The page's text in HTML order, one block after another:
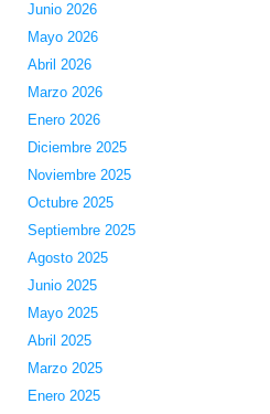
Junio 2026
Mayo 2026
Abril 2026
Marzo 2026
Enero 2026
Diciembre 2025
Noviembre 2025
Octubre 2025
Septiembre 2025
Agosto 2025
Junio 2025
Mayo 2025
Abril 2025
Marzo 2025
Enero 2025